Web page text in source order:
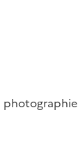
photographie